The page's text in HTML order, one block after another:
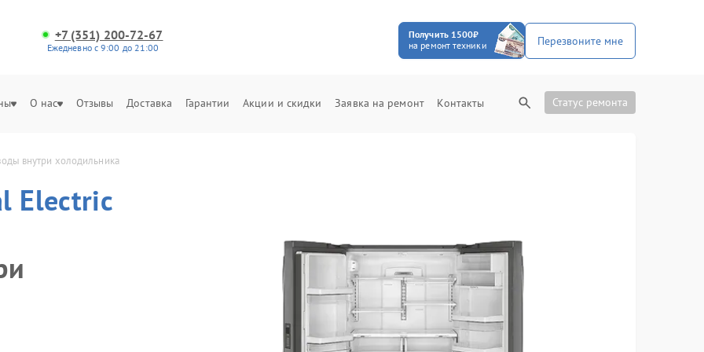
+7 (351) 200-72-67
Ежедневно с 9:00 до 21:00
Получить 1500₽
на ремонт техники
Перезвоните мне
О нас Отзывы Доставка Гарантии Акции и скидки Заявка на ремонт Контакты Статус ремонта
внутри холодильника
Electric